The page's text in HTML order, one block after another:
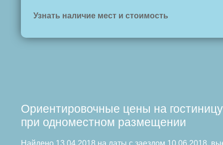
Узнать наличие мест и стоимость
Ориентировочные цены на гостиницу
при одноместном размещении
Найдено 13.04.2018 на даты с заездом 10.06.2018,